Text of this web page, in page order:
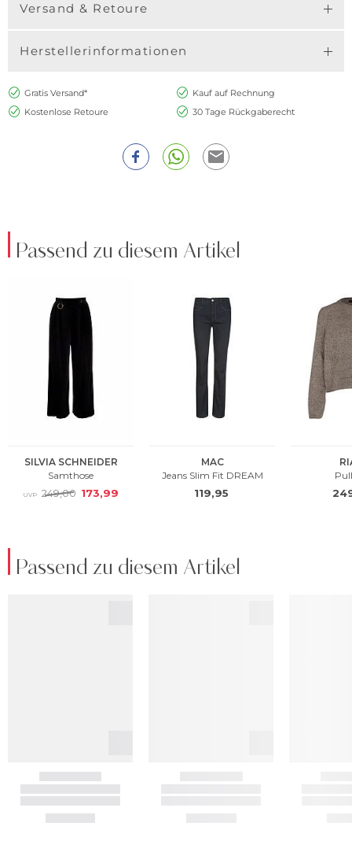
Versand & Retoure
Herstellerinformationen
Gratis Versand*
Kauf auf Rechnung
Kostenlose Retoure
30 Tage Rückgaberecht
Passend zu diesem Artikel
Passend zu diesem Artikel